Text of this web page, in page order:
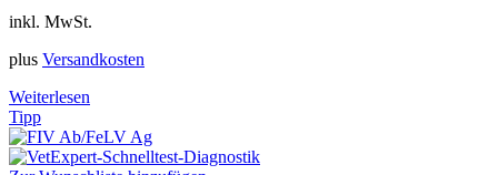
inkl. MwSt.
plus Versandkosten
Weiterlesen
Tipp